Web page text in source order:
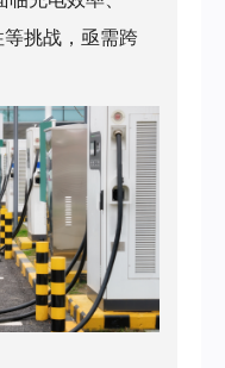
挑战，亟需跨